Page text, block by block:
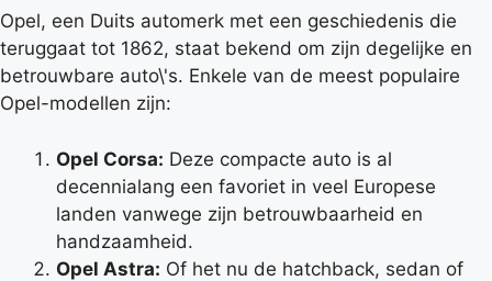
Opel, een Duits automerk met een geschiedenis die
teruggaat tot 1862, staat bekend om zijn degelijke en
betrouwbare auto\'s. Enkele van de meest populaire
Opel-modellen zijn:
Opel Corsa: Deze compacte auto is al
decennialang een favoriet in veel Europese
landen vanwege zijn betrouwbaarheid en
handzaamheid.
Opel Astra: Of het nu de hatchback, sedan of